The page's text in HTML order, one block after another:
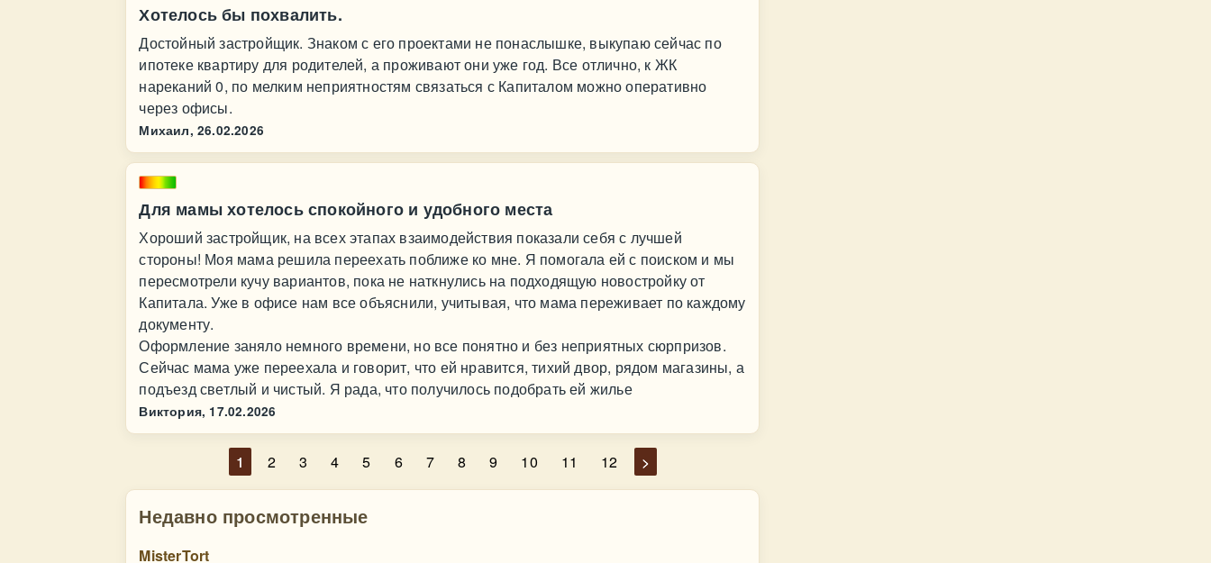
Хотелось бы похвалить.
Достойный застройщик. Знаком с его проектами не понаслышке, выкупаю сейчас по
ипотеке квартиру для родителей, а проживают они уже год. Все отлично, к ЖК
нареканий 0, по мелким неприятностям связаться с Капиталом можно оперативно
через офисы.
Михаил, 26.02.2026
Для мамы хотелось спокойного и удобного места
Хороший застройщик, на всех этапах взаимодействия показали себя с лучшей
стороны! Моя мама решила переехать поближе ко мне. Я помогала ей с поиском и мы
пересмотрели кучу вариантов, пока не наткнулись на подходящую новостройку от
Капитала. Уже в офисе нам все объяснили, учитывая, что мама переживает по каждому
документу.
Оформление заняло немного времени, но все понятно и без неприятных сюрпризов.
Сейчас мама уже переехала и говорит, что ей нравится, тихий двор, рядом магазины, а
подъезд светлый и чистый. Я рада, что получилось подобрать ей жилье
Виктория, 17.02.2026
1 2 3 4 5 6 7 8 9 10 11 12 >
Недавно просмотренные
MisterTort